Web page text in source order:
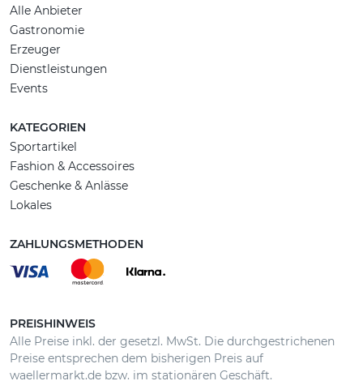
Alle Anbieter
Gastronomie
Erzeuger
Dienstleistungen
Events
KATEGORIEN
Sportartikel
Fashion & Accessoires
Geschenke & Anlässe
Lokales
ZAHLUNGSMETHODEN
PREISHINWEIS
Alle Preise inkl. der gesetzl. MwSt. Die durchgestrichenen
Preise entsprechen dem bisherigen Preis auf
waellermarkt.de bzw. im stationären Geschäft.